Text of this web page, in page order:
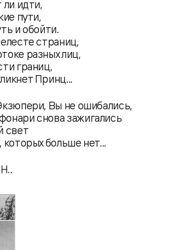
ли идти,
пути,
и обойти.
страниц,
разных лиц,
границ,
Принц...
Вы не ошибались,
снова зажигались
свет
которых больше нет...